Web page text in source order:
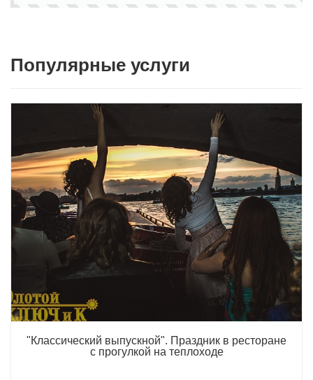
Популярные услуги
"Классический выпускной". Праздник в ресторане
с прогулкой на теплоходе